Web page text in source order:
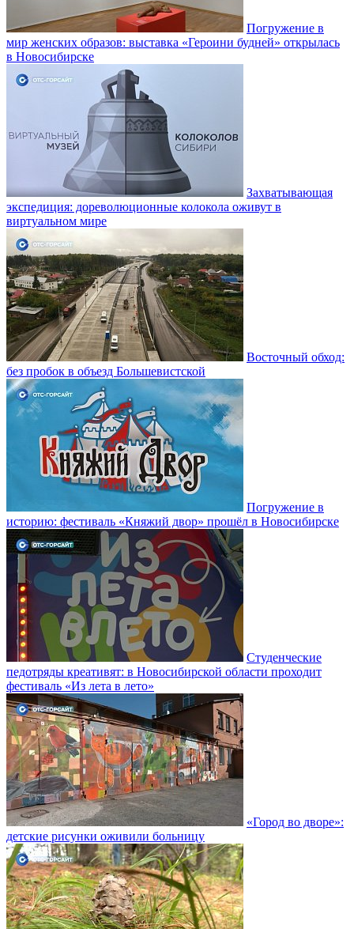
Погружение в
мир женских образов: выставка «Героини будней» открылась
в Новосибирске
Захватывающая
экспедиция: дореволюционные колокола оживут в
виртуальном мире
Восточный обход:
без пробок в объезд Большевистской
Погружение в
историю: фестиваль «Княжий двор» прошёл в Новосибирске
Студенческие
педотряды креативят: в Новосибирской области проходит
фестиваль «Из лета в лето»
«Город во дворе»:
детские рисунки оживили больницу